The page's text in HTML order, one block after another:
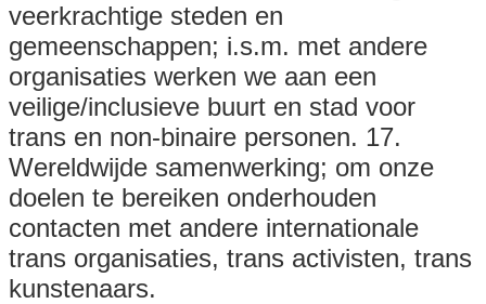
veerkrachtige steden en
gemeenschappen; i.s.m. met andere
organisaties werken we aan een
veilige/inclusieve buurt en stad voor
trans en non-binaire personen. 17.
Wereldwijde samenwerking; om onze
doelen te bereiken onderhouden
contacten met andere internationale
trans organisaties, trans activisten, trans
kunstenaars.